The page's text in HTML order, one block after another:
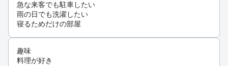
急な来客でも駐車したい
雨の日でも洗濯したい
寝るためだけの部屋
趣味
料理が好き